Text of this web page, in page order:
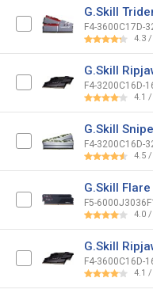
G.Skill
F4-3600C17D-
4.3 /
G.Skill
F4-3200C16D-
4.1 /
G.Skill
F4-3200C16D-
4.5 /
G.Skill
F5-
4.0 /
G.Skill
F4-3600C16D-
4.1 /